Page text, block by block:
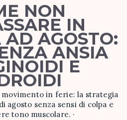
NON
IN
AGOSTO:
ANSIA
E
movimento in ferie: la strategia
agosto senza sensi di colpa e
tono muscolare. ·